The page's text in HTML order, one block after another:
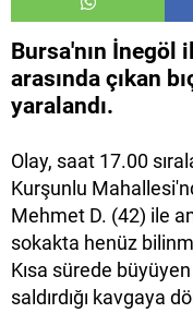
Bursa'nın İnegöl
arasında çıkan
yaralandı.
Olay, saat 17.00
Kurşunlu
Mehmet D. (42) ile
sokakta henüz
Kısa sürede
saldırdığı kavgaya